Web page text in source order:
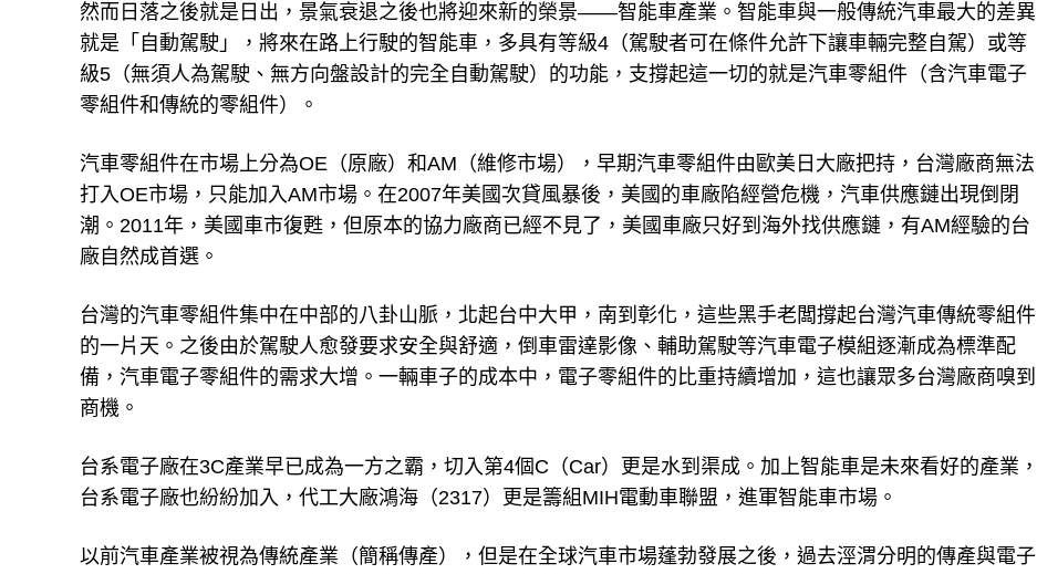
然而日落之後就是日出，景氣衰退之後也將迎來新的榮景——智能車產業。智能車與一般傳統汽車最大的差異
就是「自動駕駛」，將來在路上行駛的智能車，多具有等級4（駕駛者可在條件允許下讓車輛完整自駕）或等
級5（無須人為駕駛、無方向盤設計的完全自動駕駛）的功能，支撐起這一切的就是汽車零組件（含汽車電子
零組件和傳統的零組件）。
汽車零組件在市場上分為OE（原廠）和AM（維修市場），早期汽車零組件由歐美日大廠把持，台灣廠商無法
打入OE市場，只能加入AM市場。在2007年美國次貸風暴後，美國的車廠陷經營危機，汽車供應鏈出現倒閉
潮。2011年，美國車市復甦，但原本的協力廠商已經不見了，美國車廠只好到海外找供應鏈，有AM經驗的台
廠自然成首選。
台灣的汽車零組件集中在中部的八卦山脈，北起台中大甲，南到彰化，這些黑手老闆撐起台灣汽車傳統零組件
的一片天。之後由於駕駛人愈發要求安全與舒適，倒車雷達影像、輔助駕駛等汽車電子模組逐漸成為標準配
備，汽車電子零組件的需求大增。一輛車子的成本中，電子零組件的比重持續增加，這也讓眾多台灣廠商嗅到
商機。
台系電子廠在3C產業早已成為一方之霸，切入第4個C（Car）更是水到渠成。加上智能車是未來看好的產業，
台系電子廠也紛紛加入，代工大廠鴻海（2317）更是籌組MIH電動車聯盟，進軍智能車市場。
以前汽車產業被視為傳統產業（簡稱傳產），但是在全球汽車市場蓬勃發展之後，過去涇渭分明的傳產與電子